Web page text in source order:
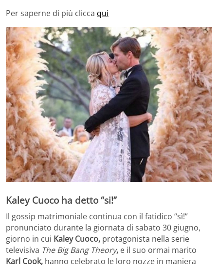
Per saperne di più clicca qui
Kaley Cuoco ha detto “si!”
Il gossip matrimoniale continua con il fatidico “sì!”
pronunciato durante la giornata di sabato 30 giugno,
giorno in cui Kaley Cuoco, protagonista nella serie
televisiva The Big Bang Theory, e il suo ormai marito
Karl Cook, hanno celebrato le loro nozze in maniera